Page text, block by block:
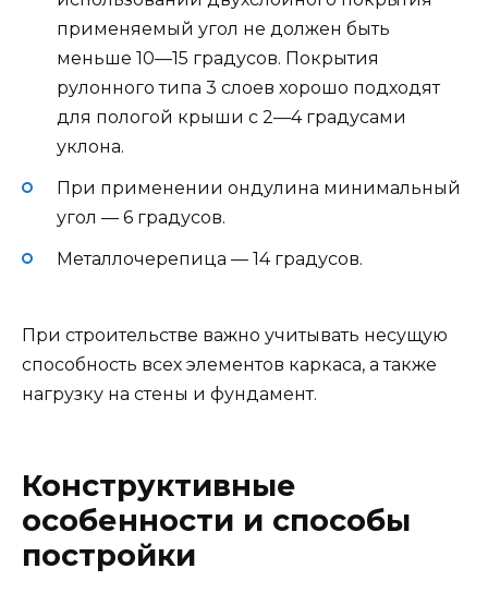
применяемый угол не должен быть
меньше 10—15 градусов. Покрытия
рулонного типа 3 слоев хорошо подходят
для пологой крыши с 2—4 градусами
уклона.
При применении ондулина минимальный
угол — 6 градусов.
Металлочерепица — 14 градусов.
При строительстве важно учитывать несущую
способность всех элементов каркаса, а также
нагрузку на стены и фундамент.
Конструктивные
особенности и способы
постройки